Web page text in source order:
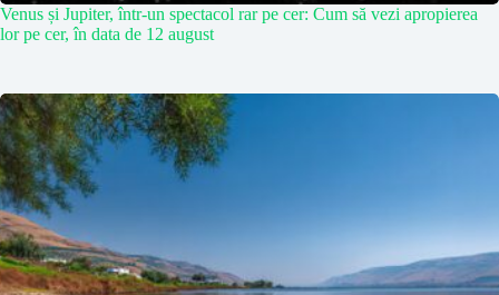
Venus și Jupiter, într-un spectacol rar pe cer: Cum să vezi apropierea
lor pe cer, în data de 12 august